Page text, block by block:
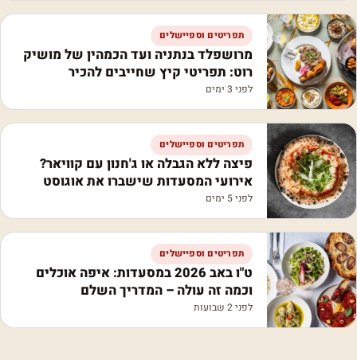
תפריטים וספיישלים
מרושפלד בנתניה ועד הכמהין של מושיק
רוט: תפריטי קיץ שחייבים להכיר
לפני 3 ימים
תפריטים וספיישלים
פיצה ללא הגבלה או ג'חנון עם קוויאר?
אירועי המסעדות שישברו את אוגוסט
לפני 5 ימים
תפריטים וספיישלים
ט"ו באב 2026 במסעדות: איפה אוכלים
וכמה זה עולה – המדריך השלם
לפני 2 שבועות